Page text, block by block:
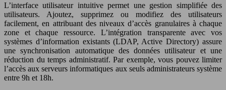
L’interface utilisateur intuitive permet une gestion simplifiée des
utilisateurs. Ajoutez, supprimez ou modifiez des utilisateurs
facilement, en attribuant des niveaux d’accès granulaires à chaque
zone et chaque ressource. L’intégration transparente avec vos
systèmes d’information existants (LDAP, Active Directory) assure
une synchronisation automatique des données utilisateur et une
réduction du temps administratif. Par exemple, vous pouvez limiter
l’accès aux serveurs informatiques aux seuls administrateurs système
entre 9h et 18h.